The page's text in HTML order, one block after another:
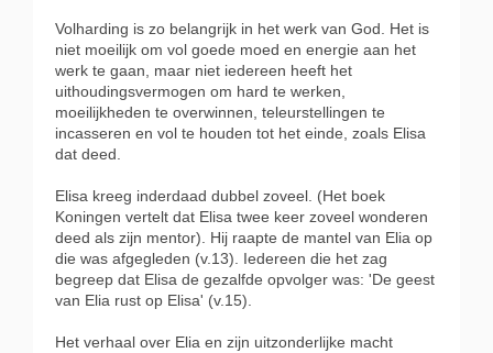
Volharding is zo belangrijk in het werk van God. Het is
niet moeilijk om vol goede moed en energie aan het
werk te gaan, maar niet iedereen heeft het
uithoudingsvermogen om hard te werken,
moeilijkheden te overwinnen, teleurstellingen te
incasseren en vol te houden tot het einde, zoals Elisa
dat deed.
Elisa kreeg inderdaad dubbel zoveel. (Het boek
Koningen vertelt dat Elisa twee keer zoveel wonderen
deed als zijn mentor). Hij raapte de mantel van Elia op
die was afgegleden (v.13). Iedereen die het zag
begreep dat Elisa de gezalfde opvolger was: 'De geest
van Elia rust op Elisa' (v.15).
Het verhaal over Elia en zijn uitzonderlijke macht